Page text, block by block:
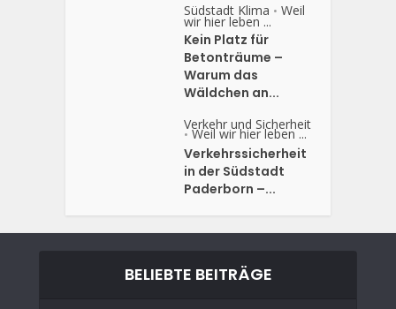
Südstadt Klima • Weil
wir hier leben ...
Kein Platz für
Betonträume –
Warum das
Wäldchen an...
Verkehr und Sicherheit
• Weil wir hier leben ...
Verkehrssicherheit
in der Südstadt
Paderborn –...
BELIEBTE BEITRÄGE